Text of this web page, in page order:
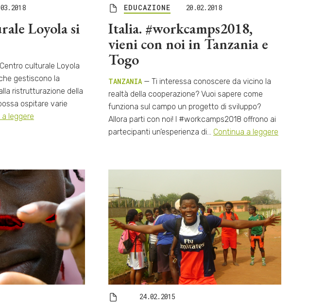
Loyola si
culturale Loyola
gestiscono la
ristrutturazione della
ospitare varie
leggere
EDUCAZIONE 20.02.2018
Italia. #workcamps2018,
vieni con noi in Tanzania e
Togo
TANZANIA— Ti interessa conoscere da vicino la
realtà della cooperazione? Vuoi sapere come
funziona sul campo un progetto di sviluppo?
Allora parti con noi! I #workcamps2018 offrono ai
partecipanti un’esperienza di… Continua a leggere
24.02.2015